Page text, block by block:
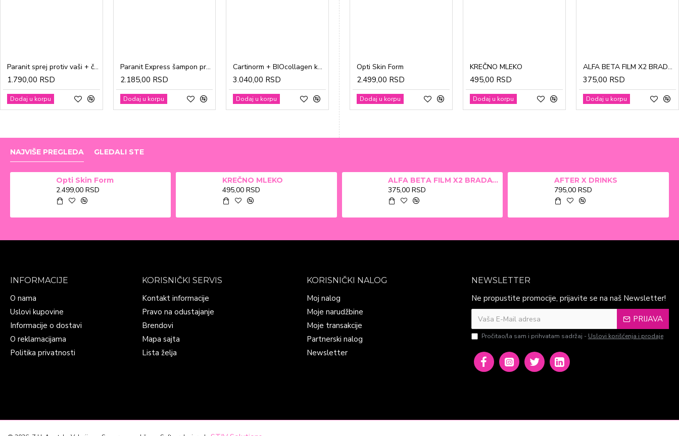
Paranit sprej protiv vaši + češalj 100ml
1.790,00 RSD
Dodaj u korpu
Paranit Express šampon protiv vaši + češalj 200ml
2.185,00 RSD
Dodaj u korpu
Cartinorm + BIOcollagen kesice a20
3.040,00 RSD
Dodaj u korpu
Gravidon A tablete a30
1.865,00 RSD
Dodaj u korpu
CinkDermin pasta 5g
280,00 RSD
Dodaj u korpu
Mustela Cold krema za lice 40ml
1.370,00 RSD
Dodaj u korpu
Opti Skin Form
2.499,00 RSD
Dodaj u korpu
KREČNO MLEKO
495,00 RSD
Dodaj u korpu
ALFA BETA FILM X2 BRADAVICE, KURJE OKO 15ml
375,00 RSD
Dodaj u korpu
NAJVIŠE PREGLEDA GLEDALI STE
Opti Skin Form
2.499,00 RSD
KREČNO MLEKO
495,00 RSD
ALFA BETA FILM X2 BRADAVICE, KURJE OKO 15ml
375,00 RSD
AFTER X DRINKS
795,00 RSD
INFORMACIJE
O nama
Uslovi kupovine
Informacije o dostavi
O reklamacijama
Politika privatnosti
KORISNIČKI SERVIS
Kontakt informacije
Pravo na odustajanje
Brendovi
Mapa sajta
Lista želja
KORISNIČKI NALOG
Moj nalog
Moje narudžbine
Moje transakcije
Partnerski nalog
Newsletter
NEWSLETTER
Ne propustite promocije, prijavite se na naš Newsletter!
PRIJAVA
Pročitao/la sam i prihvatam sadržaj - Uslovi korišćenja i prodaje